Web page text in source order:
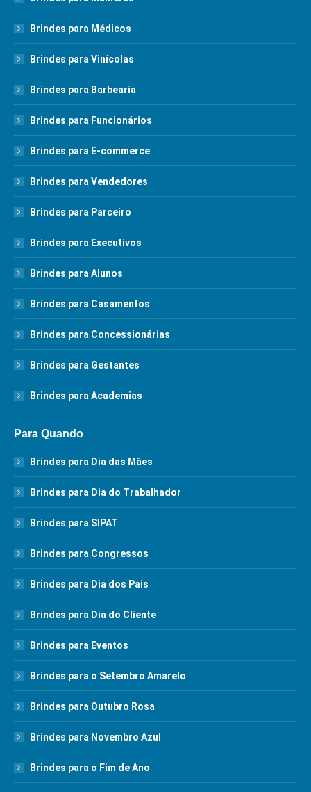
Brindes para Médicos
Brindes para Vinícolas
Brindes para Barbearia
Brindes para Funcionários
Brindes para E-commerce
Brindes para Vendedores
Brindes para Parceiro
Brindes para Executivos
Brindes para Alunos
Brindes para Casamentos
Brindes para Concessionárias
Brindes para Gestantes
Brindes para Academias
Para Quando
Brindes para Dia das Mães
Brindes para Dia do Trabalhador
Brindes para SIPAT
Brindes para Congressos
Brindes para Dia dos Pais
Brindes para Dia do Cliente
Brindes para Eventos
Brindes para o Setembro Amarelo
Brindes para Outubro Rosa
Brindes para Novembro Azul
Brindes para o Fim de Ano